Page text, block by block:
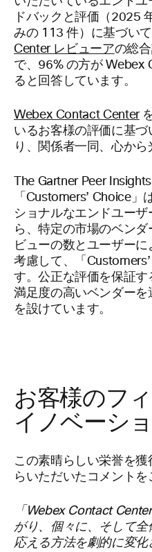
ドバックと評価（2025
みの 113 件）に基づいて
Center レビューアの総
で、96% の方が Webex
ると回答しています。
Webex Contact Center
いるお客様の評価に基
り、関係者一同、心から
The Gartner Peer Insights
「Customers’ Choice」
ショナルなエンドユー
ら、特定の市場のベン
ビューの数とユーザー
考慮して、「
す。公正な評価を保証
満足度の高いベンダー
を設けています。
お客様のフ
イノベーシ
この素晴らしい栄誉を
らいただいたコメントを
「Webex Contact
がり、個々に、そして
応える方法を劇的に変